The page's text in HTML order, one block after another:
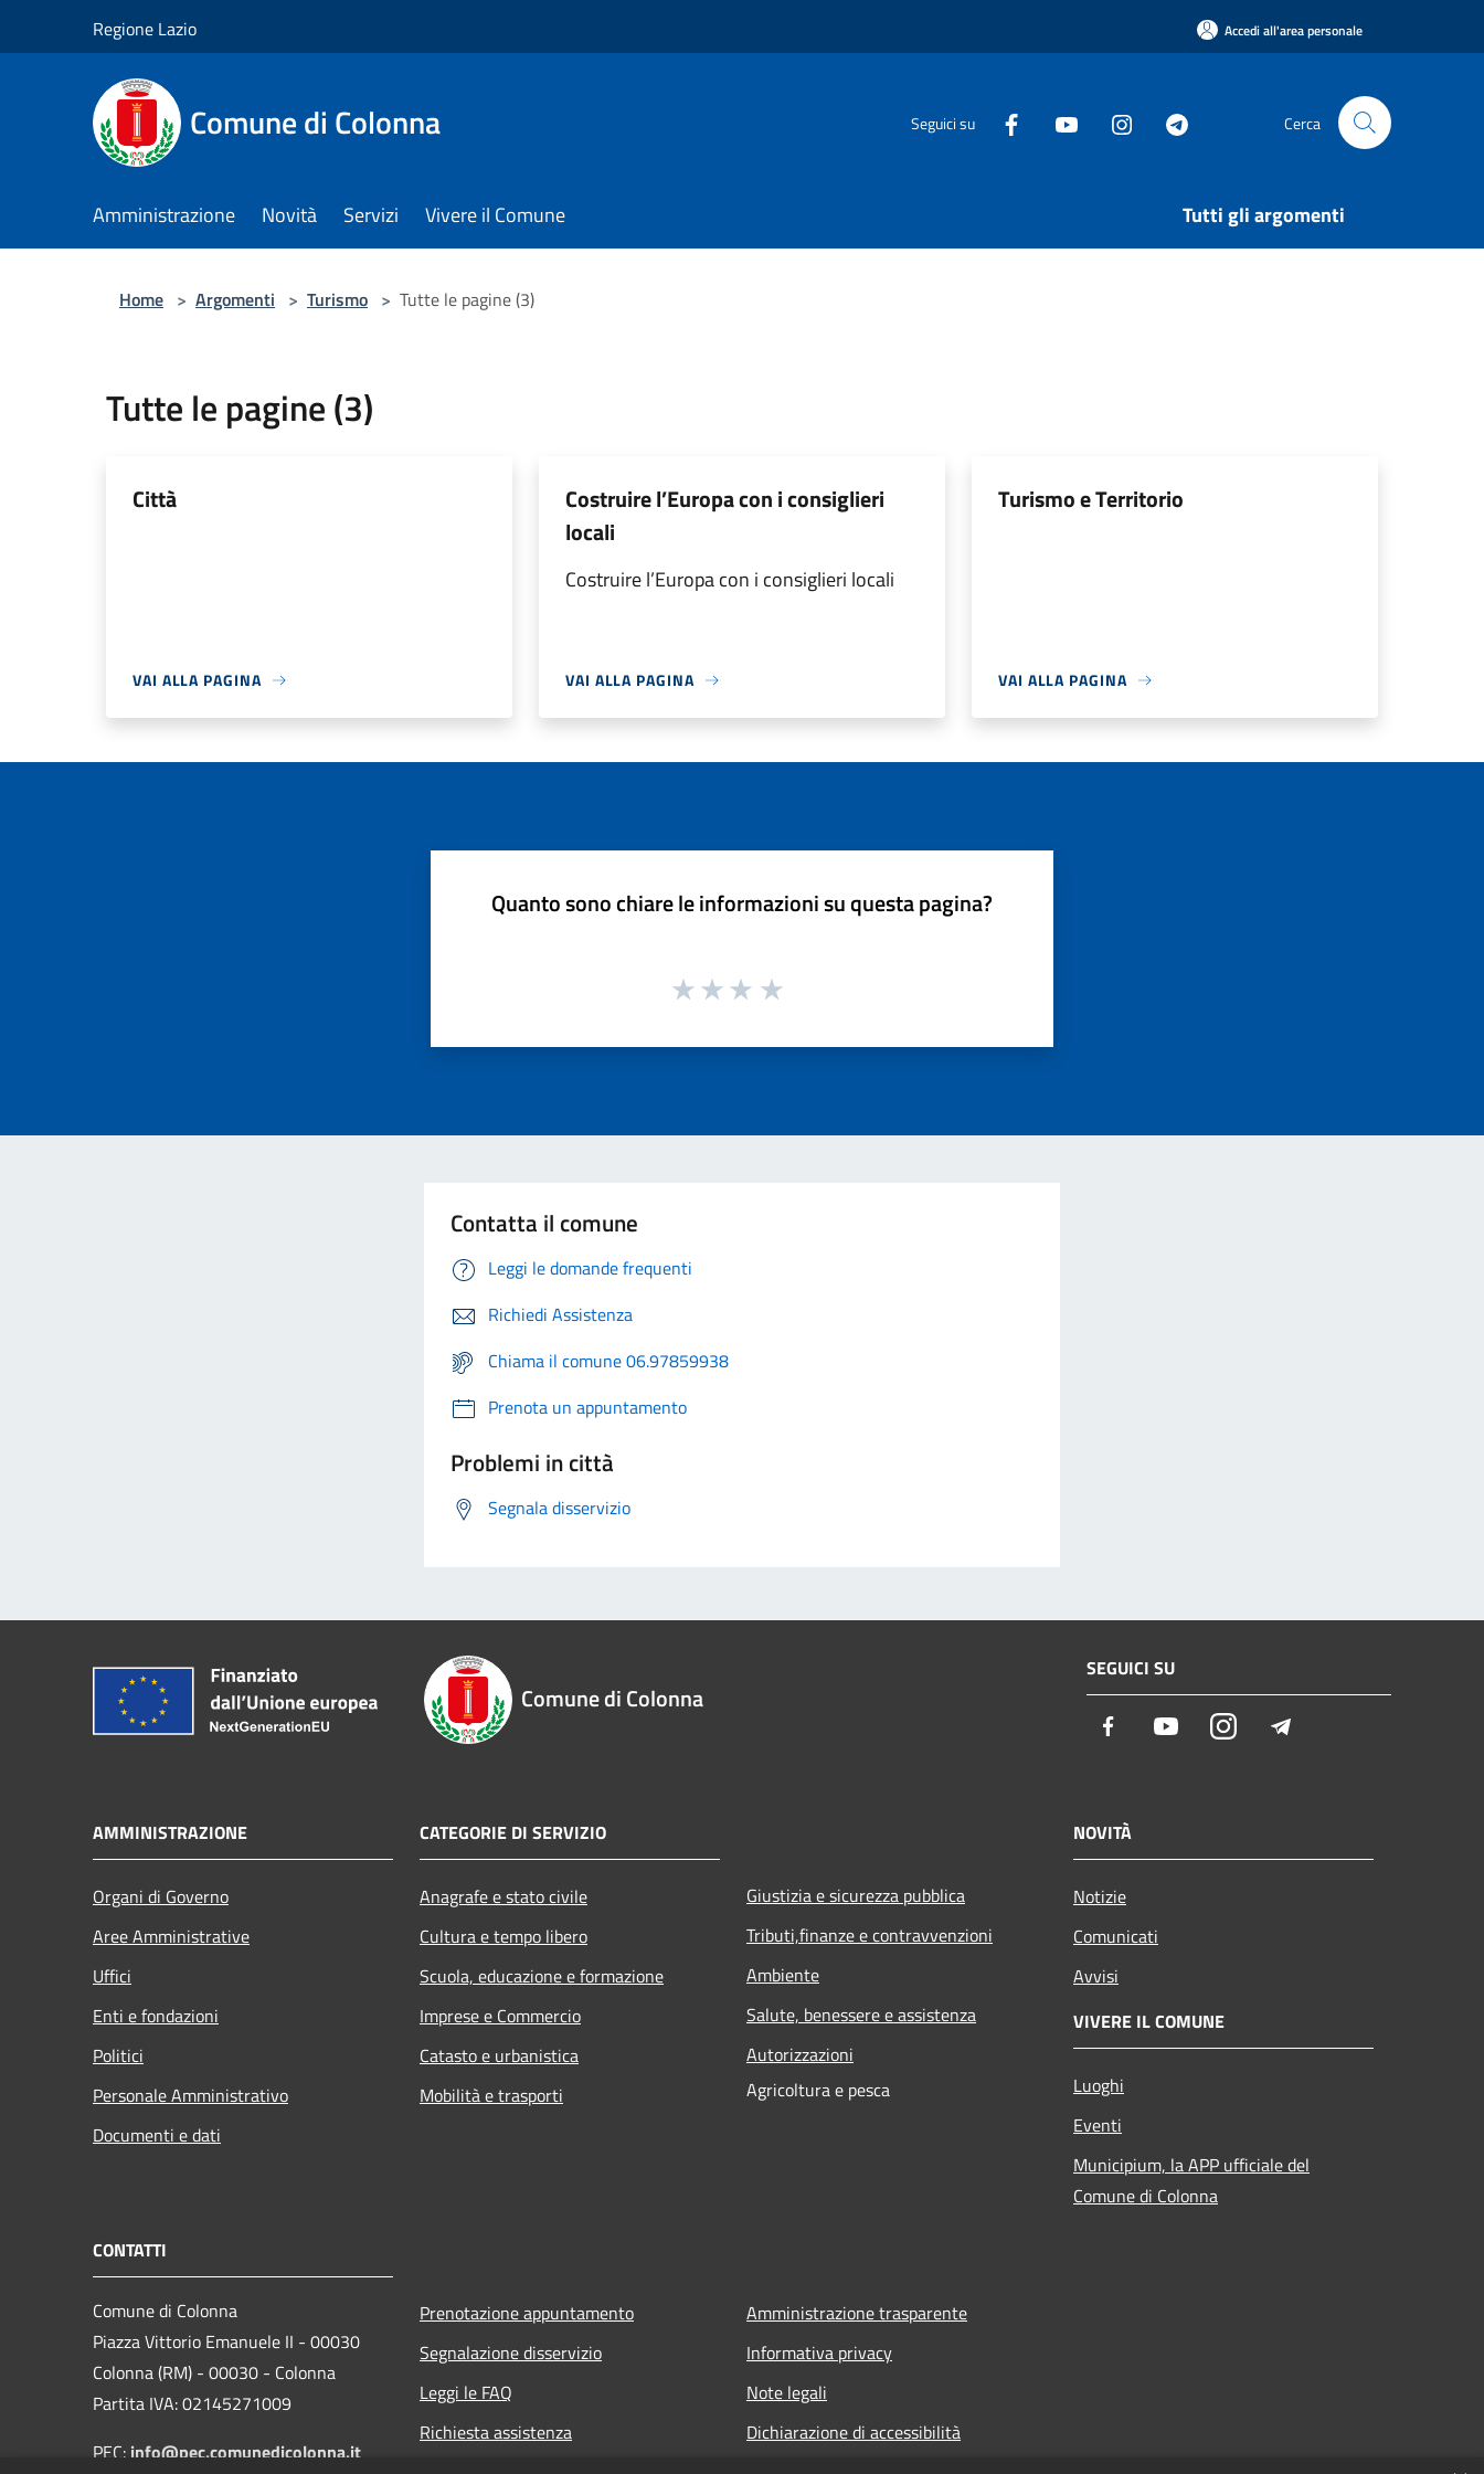
Regione Lazio Accedi all'area personale
Comune di Colonna Seguici su Cerca
Amministrazione Novità Servizi Vivere il Comune Tutti gli argomenti
Home > Argomenti > Turismo > Tutte le pagine (3)
Tutte le pagine (3)
Città
VAI ALLA PAGINA
Costruire l’Europa con i consiglieri
locali
Costruire l’Europa con i consiglieri locali
VAI ALLA PAGINA
Turismo e Territorio
VAI ALLA PAGINA
Quanto sono chiare le informazioni su questa pagina?
Contatta il comune
Leggi le domande frequenti
Richiedi Assistenza
Chiama il comune 06.97859938
Prenota un appuntamento
Problemi in città
Segnala disservizio
Comune di Colonna
SEGUICI SU
Facebook YoutubeInstagram
AMMINISTRAZIONE
Organi di Governo
Aree Amministrative
Uffici
Enti e fondazioni
Politici
Personale Amministrativo
Documenti e dati
CATEGORIE DI SERVIZIO
Anagrafe e stato civile
Cultura e tempo libero
Scuola, educazione e formazione
Imprese e Commercio
Catasto e urbanistica
Mobilità e trasporti
Giustizia e sicurezza pubblica
Tributi,finanze e contravvenzioni
Ambiente
Salute, benessere e assistenza
Autorizzazioni
Agricoltura e pesca
NOVITÀ
Notizie
Comunicati
Avvisi
VIVERE IL COMUNE
Luoghi
Eventi
Municipium, la APP ufficiale del
Comune di Colonna
CONTATTI
Comune di Colonna
Piazza Vittorio Emanuele II - 00030
Colonna (RM) - 00030 - Colonna
Partita IVA: 02145271009
PEC: info@pec.comunedicolonna.it
Prenotazione appuntamento
Segnalazione disservizio
Leggi le FAQ
Richiesta assistenza
Amministrazione trasparente
Informativa privacy
Note legali
Dichiarazione di accessibilità